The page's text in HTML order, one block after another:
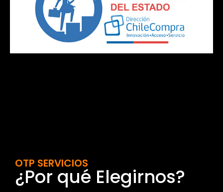
OTP SERVICIOS
¿Por qué Elegirnos?